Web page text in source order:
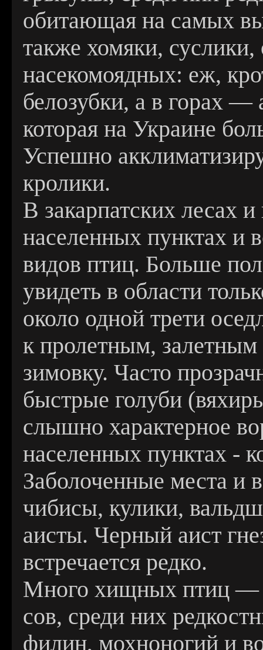
обитающая на самых
также хомяки,
насекомоядных: еж,
белозубки, а в горах —
которая на Украине
Успешно
кролики.
В закарпатских лесах
населенных пунктах и
видов птиц. Больше
увидеть в области
около одной трети
к пролетным,
зимовку. Часто
быстрые голуби
слышно характерное
населенных пунктах -
Заболоченные места и
чибисы, кулики,
аисты. Черный аист
встречается редко.
Много хищных птиц —
сов, среди них
филин, мохноногий и